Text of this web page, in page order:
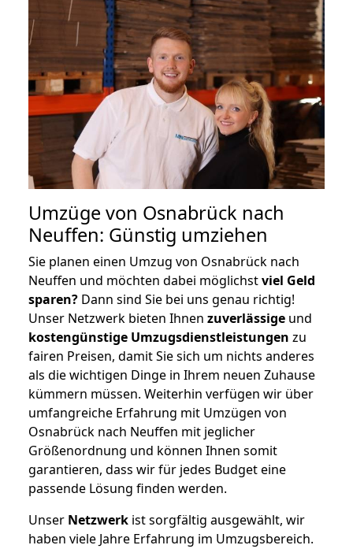
Umzüge von Osnabrück nach
Neuffen: Günstig umziehen
Sie planen einen Umzug von Osnabrück nach
Neuffen und möchten dabei möglichstviel Geld
sparen? Dann sind Sie bei uns genau richtig!
Unser Netzwerk bieten Ihnen zuverlässige und
kostengünstige Umzugsdienstleistungen zu
fairen Preisen, damit Sie sich um nichts anderes
als die wichtigen Dinge in Ihrem neuen Zuhause
kümmern müssen. Weiterhin verfügen wir über
umfangreiche Erfahrung mit Umzügen von
Osnabrück nach Neuffen mit jeglicher
Größenordnung und können Ihnen somit
garantieren, dass wir für jedes Budget eine
passende Lösung finden werden.
Unser Netzwerk ist sorgfältig ausgewählt, wir
haben viele Jahre Erfahrung im Umzugsbereich.